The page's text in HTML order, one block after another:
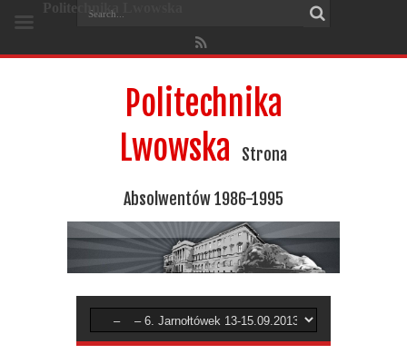
Politechnika
Lwowska
Strona
Absolwentów 1986-1995
Politechnika Lwowska